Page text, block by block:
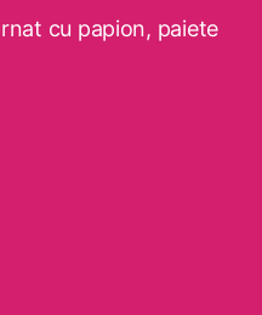
cu papion, paiete